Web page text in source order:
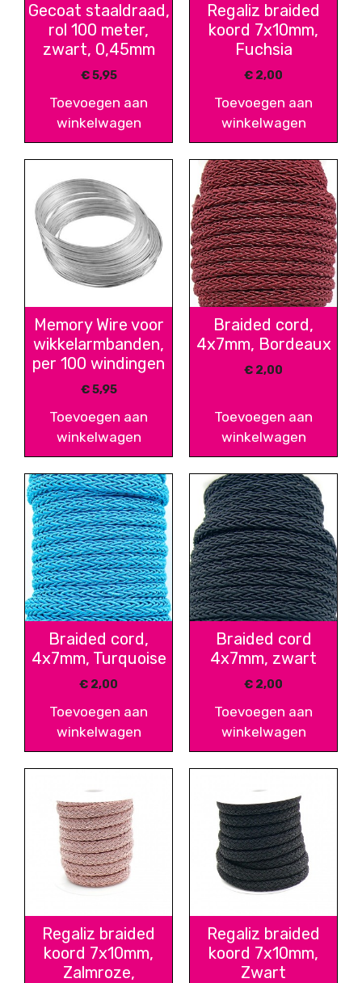
Gecoat staaldraad,
rol 100 meter,
zwart, 0,45mm
€5,95
Toevoegen aan
winkelwagen
Regaliz braided
koord 7x10mm,
Fuchsia
€ 2,00
Toevoegen aan
winkelwagen
Memory Wire voor
wikkelarmbanden,
per 100 windingen
€5,95
Toevoegen aan
winkelwagen
Braided cord,
4x7mm, Bordeaux
€ 2,00
Toevoegen aan
winkelwagen
Braided cord,
4x7mm, Turquoise
€ 2,00
Toevoegen aan
winkelwagen
Braided cord
4x7mm, zwart
€ 2,00
Toevoegen aan
winkelwagen
Regaliz braided
koord 7x10mm,
Zalmroze,
Regaliz braided
koord 7x10mm,
Zwart